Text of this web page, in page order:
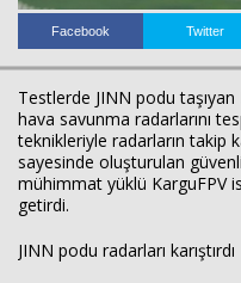
Facebook Twitter
Testlerde JINN podu
hava savunma radarlarını
teknikleriyle radarların takip
sayesinde oluşturulan
mühimmat yüklü KarguFPV
getirdi.
JINN podu radarları karıştırdı